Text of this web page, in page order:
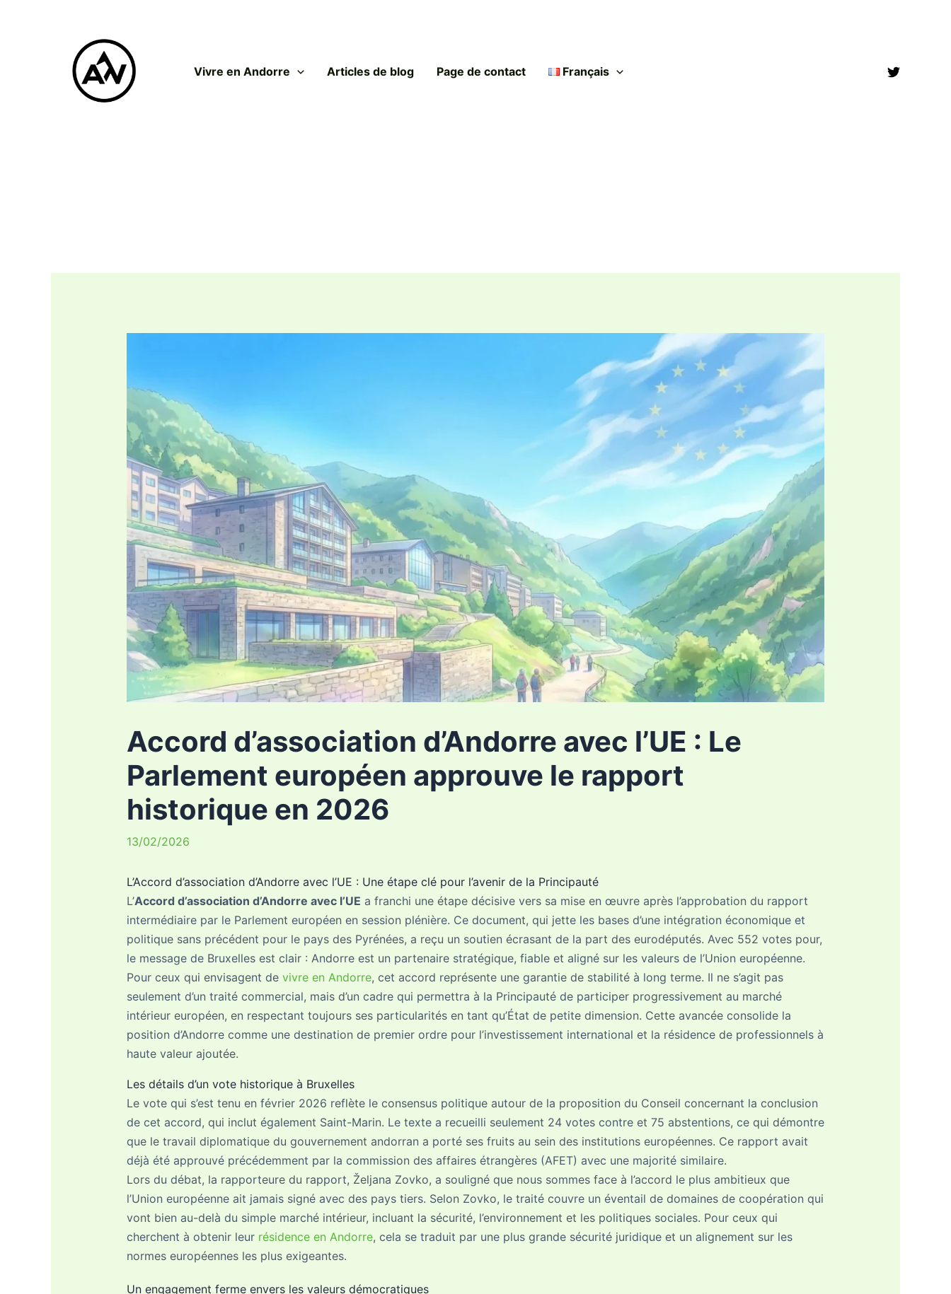
Vivre en Andorre
Articles de blog Page de contact Français
Accord d’association d’Andorre avec l’UE : Le
Parlement européen approuve le rapport
historique en 2026
13/02/2026
L’Accord d’association d’Andorre avec l’UE : Une étape clé pour l’avenir de la Principauté
L’Accord d’association d’Andorre avec l’UE a franchi une étape décisive vers sa mise en œuvre après l’approbation du rapport
intermédiaire par le Parlement européen en session plénière. Ce document, qui jette les bases d’une intégration économique et
politique sans précédent pour le pays des Pyrénées, a reçu un soutien écrasant de la part des eurodéputés. Avec 552 votes pour,
le message de Bruxelles est clair : Andorre est un partenaire stratégique, fiable et aligné sur les valeurs de l’Union européenne.
Pour ceux qui envisagent de vivre en Andorre, cet accord représente une garantie de stabilité à long terme. Il ne s’agit pas
seulement d’un traité commercial, mais d’un cadre qui permettra à la Principauté de participer progressivement au marché
intérieur européen, en respectant toujours ses particularités en tant qu’État de petite dimension. Cette avancée consolide la
position d’Andorre comme une destination de premier ordre pour l’investissement international et la résidence de professionnels à
haute valeur ajoutée.
Les détails d’un vote historique à Bruxelles
Le vote qui s’est tenu en février 2026 reflète le consensus politique autour de la proposition du Conseil concernant la conclusion
de cet accord, qui inclut également Saint-Marin. Le texte a recueilli seulement 24 votes contre et 75 abstentions, ce qui démontre
que le travail diplomatique du gouvernement andorran a porté ses fruits au sein des institutions européennes. Ce rapport avait
déjà été approuvé précédemment par la commission des affaires étrangères (AFET) avec une majorité similaire.
Lors du débat, la rapporteure du rapport, Željana Zovko, a souligné que nous sommes face à l’accord le plus ambitieux que
l’Union européenne ait jamais signé avec des pays tiers. Selon Zovko, le traité couvre un éventail de domaines de coopération qui
vont bien au-delà du simple marché intérieur, incluant la sécurité, l’environnement et les politiques sociales. Pour ceux qui
cherchent à obtenir leur résidence en Andorre, cela se traduit par une plus grande sécurité juridique et un alignement sur les
normes européennes les plus exigeantes.
Un engagement ferme envers les valeurs démocratiques